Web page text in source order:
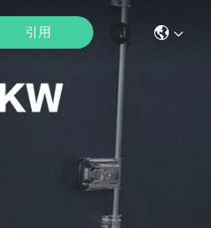
引用